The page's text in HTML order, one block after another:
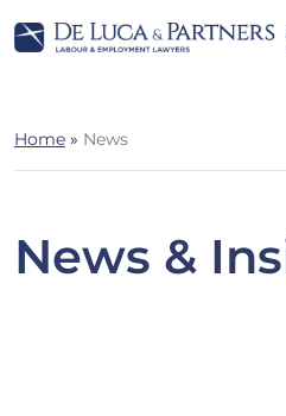
Home » News
News &